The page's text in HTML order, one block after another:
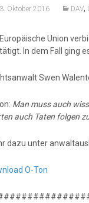
Oktober 2016 DAV,
Europäische Union
In dem Fall ging
Swen
Man muss auch
auch Taten folgen
dazu unter
O-Ton